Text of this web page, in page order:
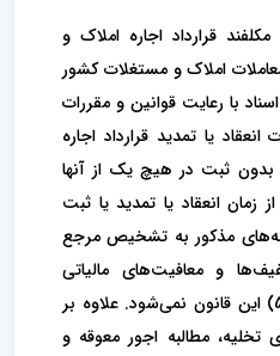
قرارداد اجاره املاک و
املاک و مستغلات کشور
با رعایت قوانین و مقررات
یا تمدید قرارداد اجاره
بدون ثبت در هیچ یک از آنها
انعقاد یا تمدید یا ثبت
مذکور به تشخیص مرجع
و معافیت‌های مالیاتی
موضوع تبصره (11) ماده (53) این قانون نمی‌شود. علاوه بر
مطالبه اجور معوقه و